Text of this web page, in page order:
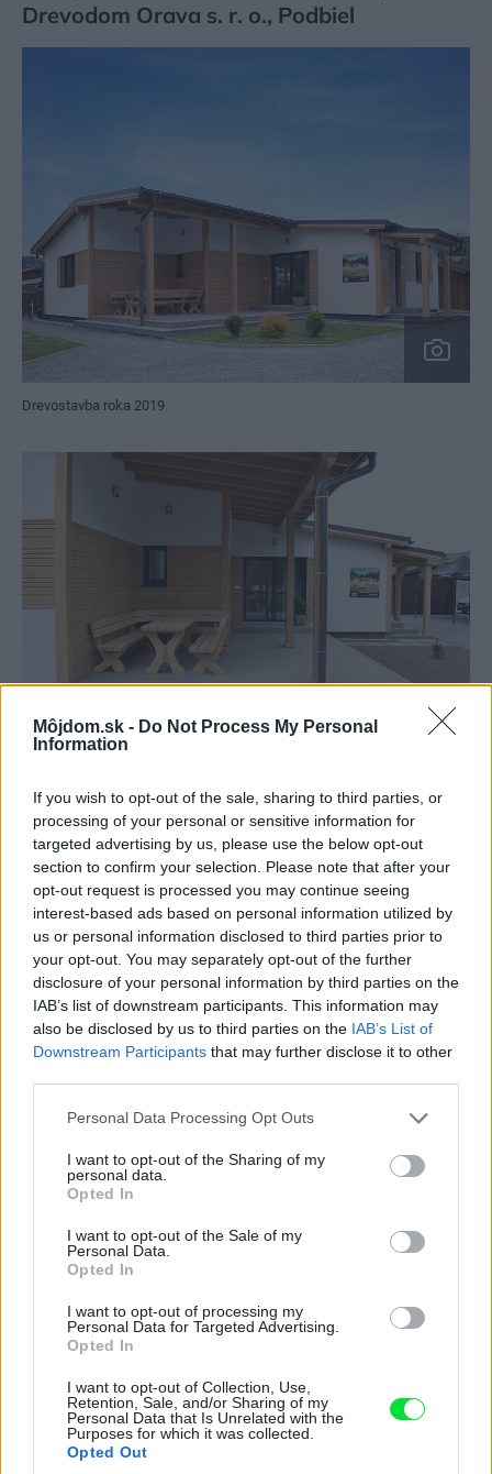
Môjdom.sk - Do Not Process My Personal
Information
If you wish to opt-out of the sale, sharing to third parties, or
processing of your personal or sensitive information for
targeted advertising by us, please use the below opt-out
section to confirm your selection. Please note that after your
opt-out request is processed you may continue seeing
interest-based ads based on personal information utilized by
us or personal information disclosed to third parties prior to
your opt-out. You may separately opt-out of the further
disclosure of your personal information by third parties on the
IAB’s list of downstream participants. This information may
also be disclosed by us to third parties on the IAB’s List of
Downstream Participants that may further disclose it to other
Please note that this website/app uses one or more Google
not limited to your visit or usage behaviour. You may click to
grant or deny consent to Google and its third-party tags to
use your data for below specified purposes in below Google
consent section.
Personal Data Processing Opt Outs
I want to opt-out of the Sharing of my
personal data.
Opted In
I want to opt-out of the Sale of my
Personal Data.
Opted In
I want to opt-out of processing my
Personal Data for Targeted Advertising.
Opted In
I want to opt-out of Collection, Use,
Retention, Sale, and/or Sharing of my
Personal Data that Is Unrelated with the
Purposes for which it was collected.
Opted Out
Drevodom Orava s. r. o., Podbiel
Drevostavba roka 2019
Autor projektu: Ing. Mária Kaššáková
Jedná sa o bungalov, rodinný dom strednej veľkosti v
interiéri, s priznaným sklonom strechy. Zo zádveria je
prístupná po pravej strane jedna samostatná izba, ďalej
sa dostaneme do dennej časti obývacej izby spojenej s
kuchyňou, ktorá je vrátane samostatnej špajze s oknom, z
obývacej časti sa chodbou prechádza do nočnej časti
tretej samostatnej izby so samostanou kúpeľňou so
sprchovacím kútom a WC.
4. Rodinný dom Brodno, Drevodom Žilina s.
r. o., Žilina